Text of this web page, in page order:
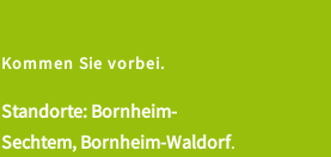
Kommen Sie vorbei.
Standorte: Bornheim-
Sechtem, Bornheim-Waldorf.